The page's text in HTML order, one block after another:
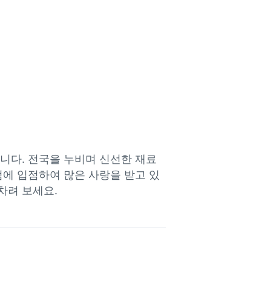
다. 전국을 누비며 신선한 재료
입점하여 많은 사랑을 받고 있
려 보세요.